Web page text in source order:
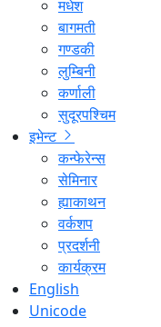
मधेश
बागमती
गण्डकी
लुम्बिनी
कर्णाली
सुदूरपश्चिम
इभेन्ट
कन्फेरेन्स
सेमिनार
ह्याकाथन
वर्कशप
प्रदर्शनी
कार्यक्रम
English
Unicode